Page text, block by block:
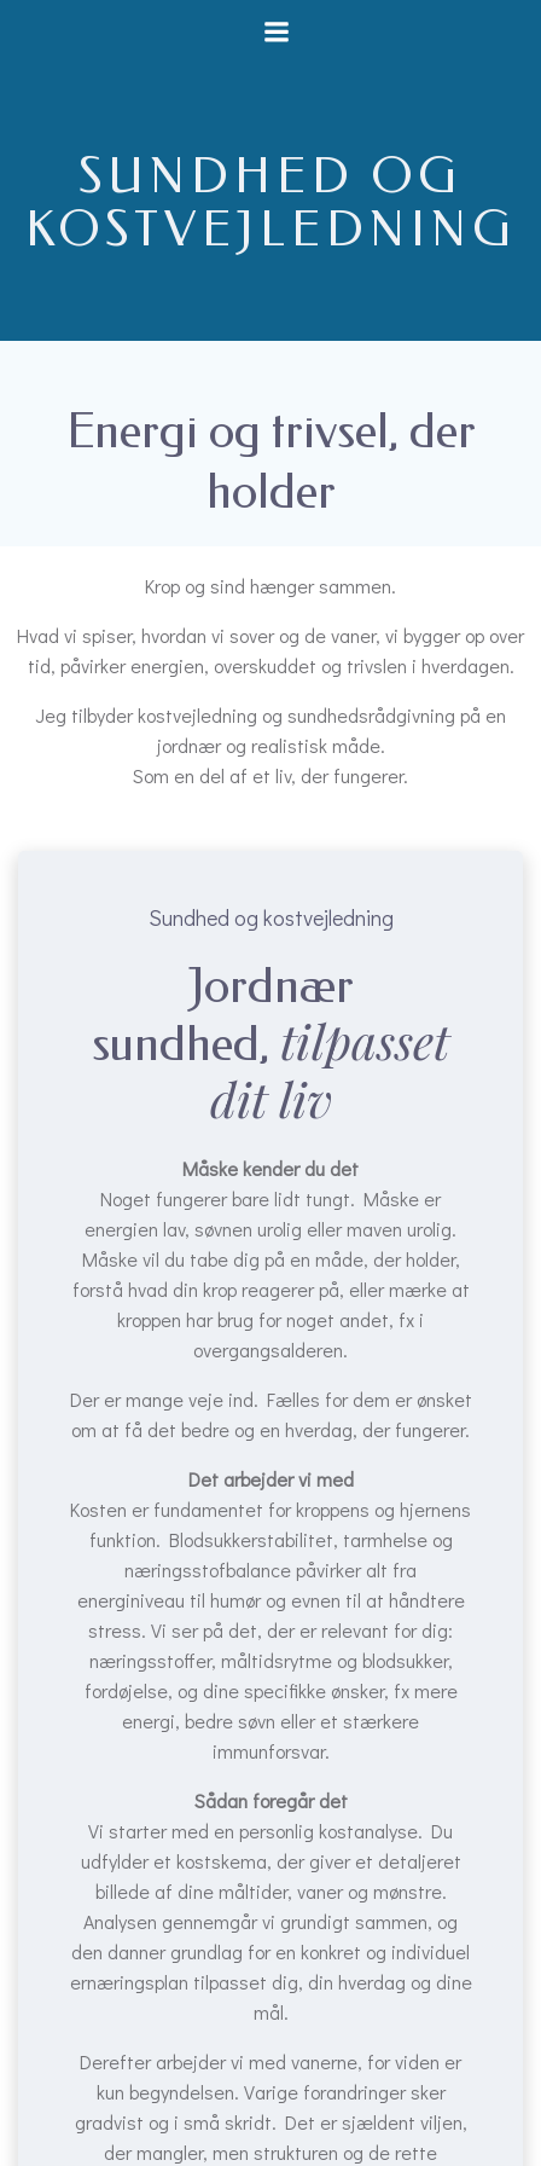
til
SUNDHED OG
KOSTVEJLEDNING
Energi og trivsel, der
holder
Krop og sind hænger sammen.
Hvad vi spiser, hvordan vi sover og de vaner, vi bygger op over
tid, påvirker energien, overskuddet og trivslen i hverdagen.
Jeg tilbyder kostvejledning og sundhedsrådgivning på en
jordnær og realistisk måde.
Som en del af et liv, der fungerer.
Sundhed og kostvejledning
Jordnær
sundhed, tilpasset
dit liv
Måske kender du det
Noget fungerer bare lidt tungt. Måske er
energien lav, søvnen urolig eller maven urolig.
Måske vil du tabe dig på en måde, der holder,
forstå hvad din krop reagerer på, eller mærke at
kroppen har brug for noget andet, fx i
overgangsalderen.
Der er mange veje ind. Fælles for dem er ønsket
om at få det bedre og en hverdag, der fungerer.
Det arbejder vi med
Kosten er fundamentet for kroppens og hjernens
funktion. Blodsukkerstabilitet, tarmhelse og
næringsstofbalance påvirker alt fra
energiniveau til humør og evnen til at håndtere
stress. Vi ser på det, der er relevant for dig:
næringsstoffer, måltidsrytme og blodsukker,
fordøjelse, og dine specifikke ønsker, fx mere
energi, bedre søvn eller et stærkere
immunforsvar.
Sådan foregår det
Vi starter med en personlig kostanalyse. Du
udfylder et kostskema, der giver et detaljeret
billede af dine måltider, vaner og mønstre.
Analysen gennemgår vi grundigt sammen, og
den danner grundlag for en konkret og individuel
ernæringsplan tilpasset dig, din hverdag og dine
mål.
Derefter arbejder vi med vanerne, for viden er
kun begyndelsen. Varige forandringer sker
gradvist og i små skridt. Det er sjældent viljen,
der mangler, men strukturen og de rette